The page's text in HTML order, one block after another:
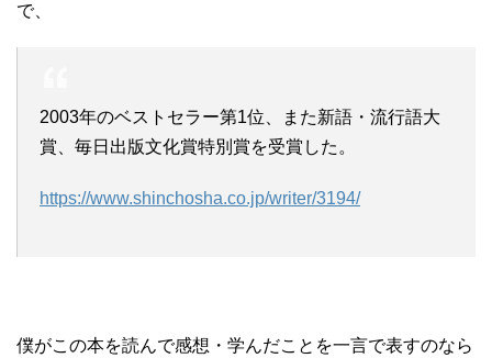
で、
2003年のベストセラー第1位、また新語・流行語大
賞、毎日出版文化賞特別賞を受賞した。
https://www.shinchosha.co.jp/writer/3194/
僕がこの本を読んで感想・学んだことを一言で表すのなら